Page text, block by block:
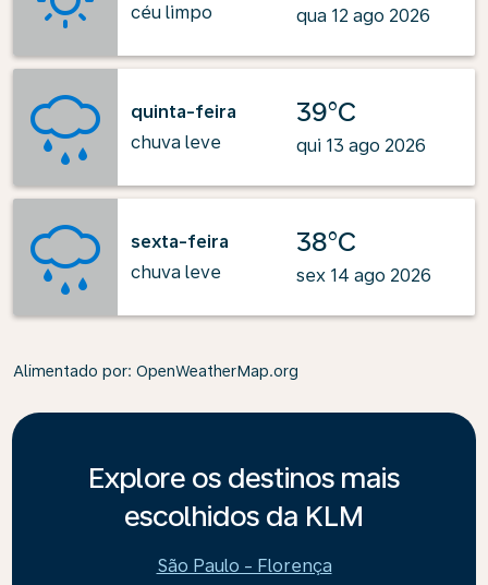
céu limpo
qua 12 ago 2026
quinta-feira
chuva leve
39°C
qui 13 ago 2026
sexta-feira
chuva leve
38°C
sex 14 ago 2026
Alimentado por: OpenWeatherMap.org
Explore os destinos mais
escolhidos da KLM
São Paulo - Florença